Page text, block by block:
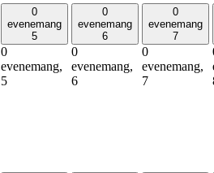
0
evenemang
5
0
evenemang,
5
0
evenemang
6
0
evenemang,
6
0
evenemang
7
0
evenemang,
7